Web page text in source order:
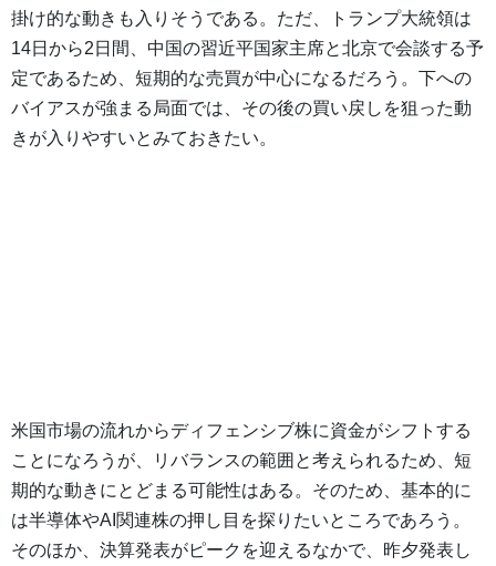
掛け的な動きも入りそうである。ただ、トランプ大統領は
14日から2日間、中国の習近平国家主席と北京で会談する予
定であるため、短期的な売買が中心になるだろう。下への
バイアスが強まる局面では、その後の買い戻しを狙った動
きが入りやすいとみておきたい。
米国市場の流れからディフェンシブ株に資金がシフトする
ことになろうが、リバランスの範囲と考えられるため、短
期的な動きにとどまる可能性はある。そのため、基本的に
は半導体やAI関連株の押し目を探りたいところであろう。
そのほか、決算発表がピークを迎えるなかで、昨夕発表し